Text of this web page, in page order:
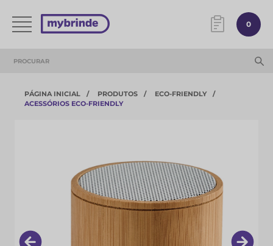
0
PÁGINA INICIAL PRODUTOS
ECO-FRIENDLY
ACESSÓRIOS ECO-FRIENDLY